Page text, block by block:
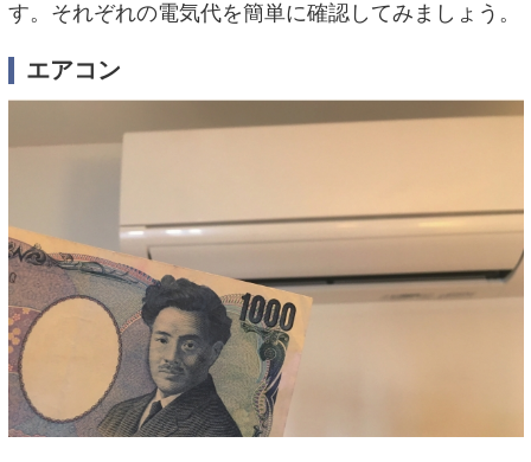
す。それぞれの電気代を簡単に確認してみましょう。
エアコン